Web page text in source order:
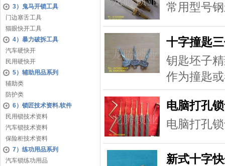
3）鬼马开锁工具
门边塞舌工具
猫眼快开工具
4）暴力破拆工具
汽车硬快开
民用硬快开
5）辅助用品系列
辅助类
防护类
6）锁匠技术资料.软件
民用锁技术资料
汽车锁技术资料
保险柜技术资料
7）练功用品系列
汽车锁练功用品
常用型号
十字撞匙
钥匙坯子
作为撞匙
电脑打孔
电脑打孔
新式十字